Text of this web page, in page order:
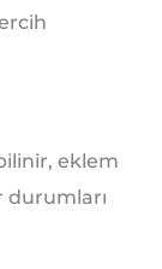
eklem
durumları